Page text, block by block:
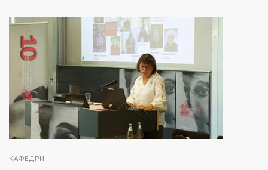
КАФЕДРИ